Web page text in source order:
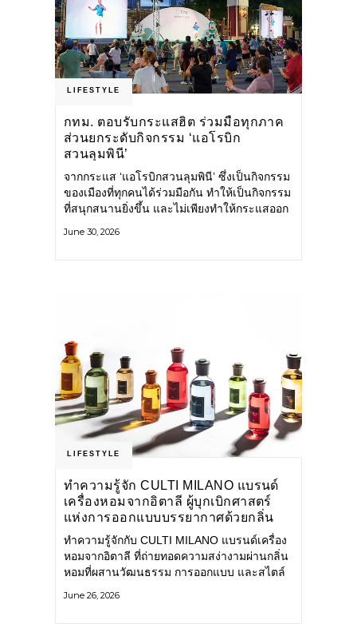
LIFESTYLE
กทม. ตอบรับกระแสฮิต ร่วมมือทุกภาค
ส่วนยกระดับกิจกรรม ‘แอโรบิก
สวนลุมพินี’
จากกระแส ‘แอโรบิกสวนลุมพินี’ ซึ่งเป็นกิจกรรม
ของเมืองที่ทุกคนได้ร่วมมือกัน ทำให้เป็นกิจกรรม
ที่สนุกสนานยิ่งขึ้น และไม่เพียงทำให้กระแสออก
กระจายไปยังหลายพื้นที่ของประเทศที่อยากออก
June 30, 2026
LIFESTYLE
ทำความรู้จัก CULTI MILANO แบรนด์
เครื่องหอมจากอิตาลี ผู้บุกเบิกศาสตร์
แห่งการออกแบบบรรยากาศด้วยกลิ่น
หอม ผสานสไตล์อันโดดเด่นอย่างลงตัว
ทำความรู้จักกับ CULTI MILANO แบรนด์เครื่อง
หอมจากอิตาลี ที่ถ่ายทอดความสง่างามผ่านกลิ่น
หอมที่ผสานวัฒนธรรม การออกแบบ และสไตล์
แบรนด์เครื่องหอมระดับลักชัวรีดีไซน์เอกลักษณ์
June 26, 2026